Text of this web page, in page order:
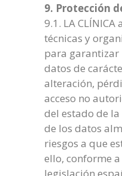
9. Protección
9.1. LA
técnicas y
para garantizar
datos de
alteración,
acceso no
del estado de
de los datos
riesgos a que
ello, conforme
legislación